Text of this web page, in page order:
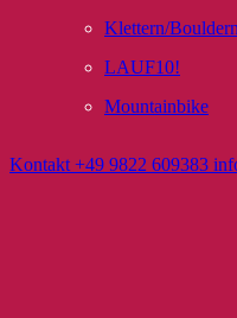
Klettern/Bouldern
LAUF10!
Mountainbike
Kontakt +49 9822 609383